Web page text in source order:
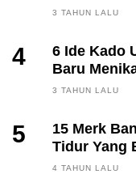
3 TAHUN LALU
4
6 Ide Kado
Baru
3 TAHUN LALU
5
15 Merk
Tidur Yang
4 TAHUN LALU